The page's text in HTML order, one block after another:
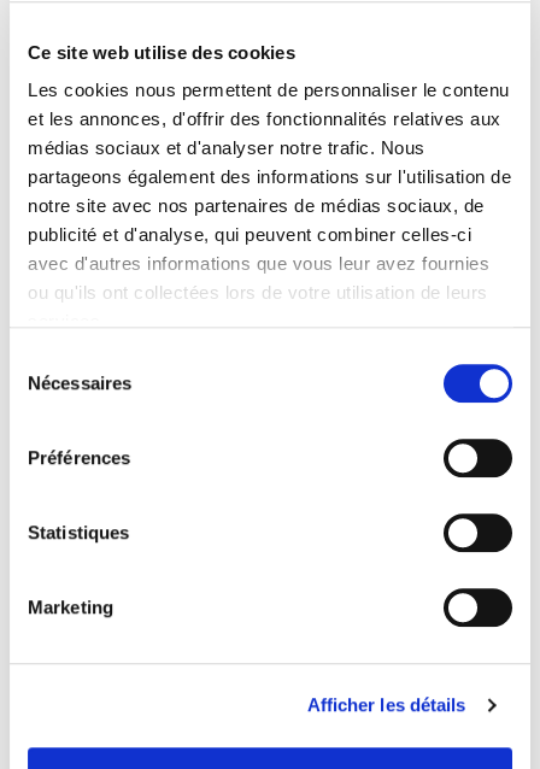
Ce site web utilise des cookies
Les cookies nous permettent de personnaliser le contenu
et les annonces, d'offrir des fonctionnalités relatives aux
médias sociaux et d'analyser notre trafic. Nous
partageons également des informations sur l'utilisation de
notre site avec nos partenaires de médias sociaux, de
publicité et d'analyse, qui peuvent combiner celles-ci
avec d'autres informations que vous leur avez fournies
ou qu'ils ont collectées lors de votre utilisation de leurs
Nécessaires
Préférences
Statistiques
Marketing
Afficher les détails
Revue française de science politique 67-4 août
2017
Revue française de science politique 67-2
Varia